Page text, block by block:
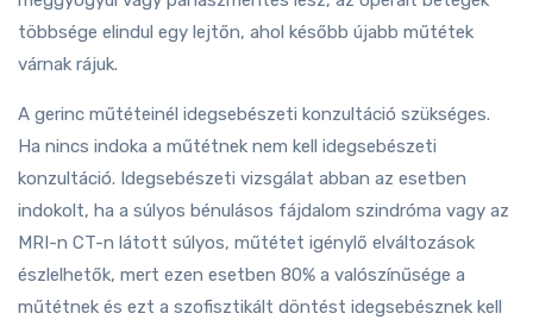
többsége elindul egy lejtőn, ahol később újabb műtétek
várnak rájuk.
A gerinc műtéteinél idegsebészeti konzultáció szükséges.
Ha nincs indoka a műtétnek nem kell idegsebészeti
konzultáció. Idegsebészeti vizsgálat abban az esetben
indokolt, ha a súlyos bénulásos fájdalom szindróma vagy az
MRI-n CT-n látott súlyos, műtétet igénylő elváltozások
észlelhetők, mert ezen esetben 80% a valószínűsége a
műtétnek és ezt a szofisztikált döntést idegsebésznek kell